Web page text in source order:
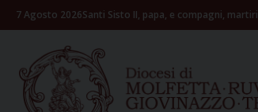
Skip7 Agosto 2026Santi Sisto II, papa, e compagni, martiri